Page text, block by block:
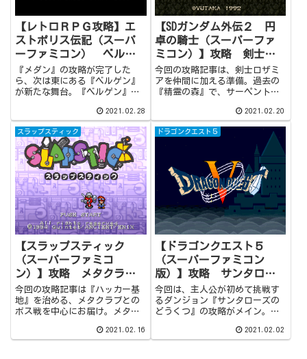
【レトロＲＰＧ攻略】エ
ストポリス伝記（スーパ
ーファミコン） ベルゲ
ン南西の洞窟
『メダン』の攻略が完了した
ら、次は東にある『ベルゲン』
が新たな舞台。『ベルゲン』は
悩ませており、ジュリナという
女性が生贄に出されています。
ジュリナの救出を依頼された主
人公は、『いけにえの祭壇』へ
と続く『ベルゲン南西の洞窟』
の攻略を目指します。
2021.02.28
【SDガンダム外伝２ 円
卓の騎士（スーパーファ
ミコン）】攻略 剣士ロ
ザミアを仲間に加える準
備（#12）
今回の攻略記事は、剣士ロザミ
アを仲間に加える準備。過去の
『精霊の森』で、サーペントグ
士ロザミアを救出すれば準備は
完了。この後は現代に戻り『ブ
リティス』を目指しますが、カ
ーバインが市長を務める『バー
リントン市』で思わぬ足止めを
食らうことに…。
2021.02.20
スラップスティック
【スラップスティック
（スーパーファミコ
ン）】攻略 メタクラブ
との戦い（#5）
今回の攻略記事は『ハッカー基
地』を治める、メタクラブとの
ボス戦を中心にお届け。メタク
を詰め、『ナイスショット』を
2021.02.16
ドラゴンクエスト５
【ドラゴンクエスト５
（スーパーファミコン
版）】攻略 サンタロー
ズのどうくつ（#2）
今回は、主人公が初めて挑戦す
るダンジョン『サンタローズの
どうくつ』の攻略がメイン。強
ていませんが、複数の敵を相手
2021.02.02